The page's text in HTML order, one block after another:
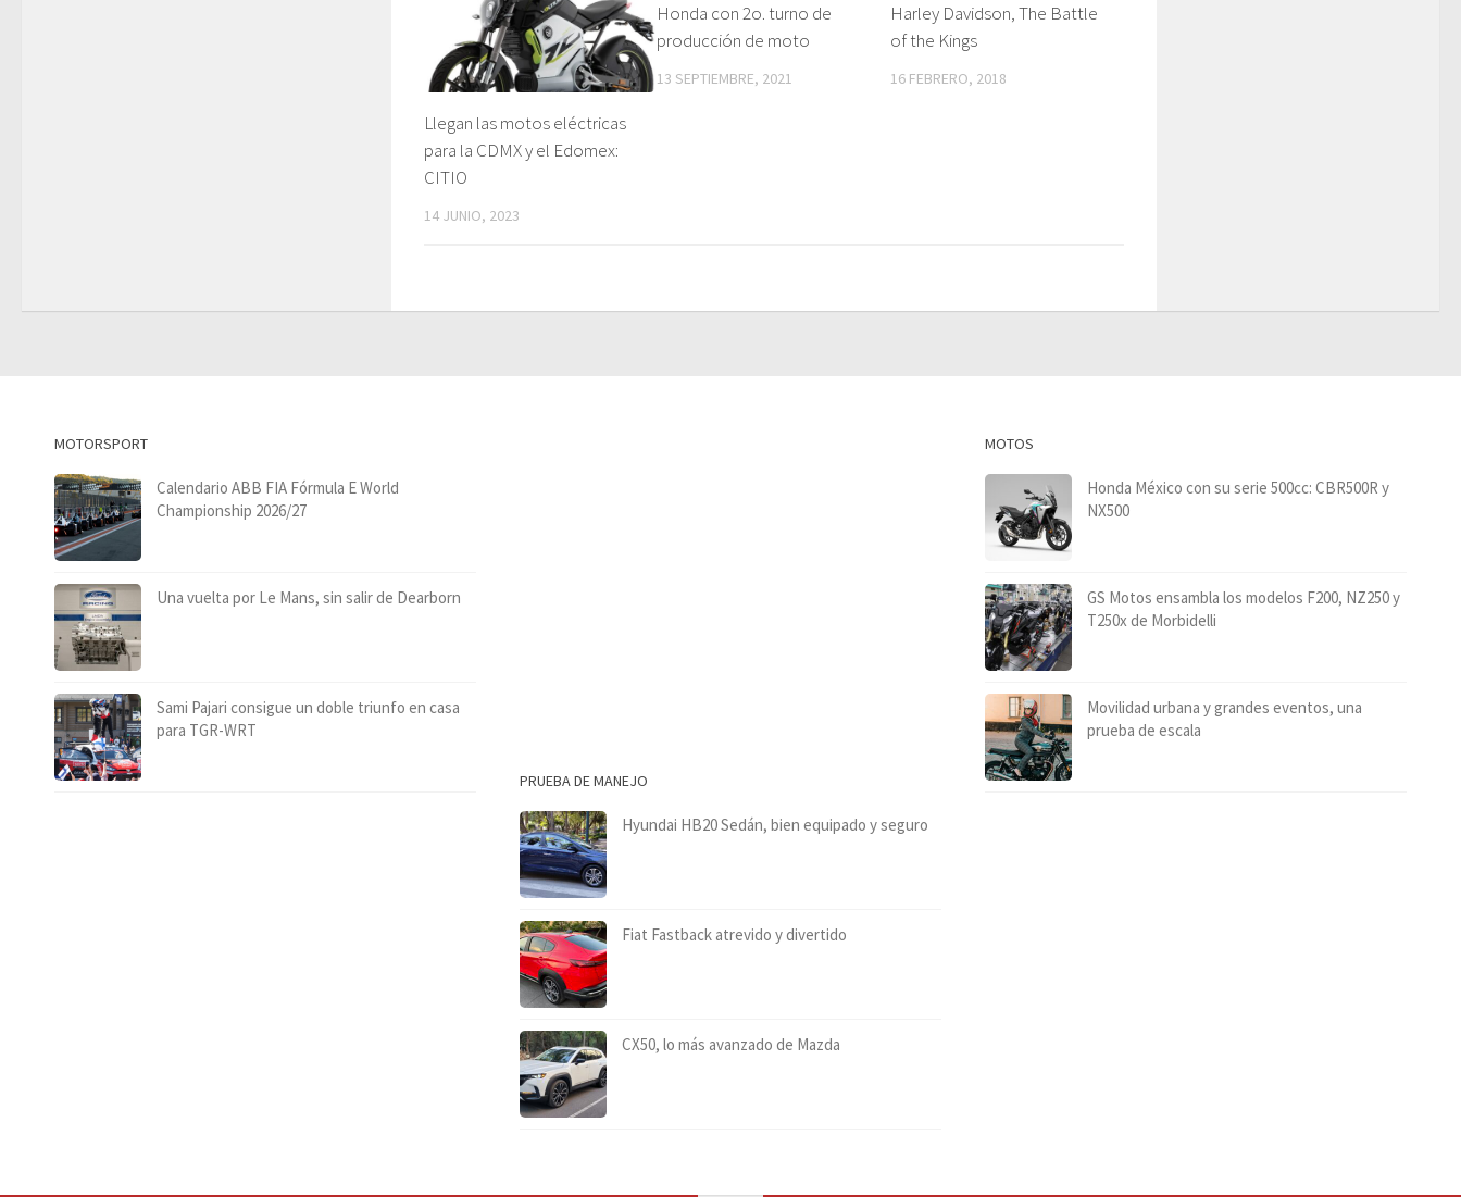
Llegan las motos eléctricas
para la CDMX y el Edomex:
CITIO
14 JUNIO, 2023
Honda con 2o. turno de
producción de moto
13 SEPTIEMBRE, 2021
Harley Davidson, The Battle
of the Kings
16 FEBRERO, 2018
MOTORSPORT
Calendario ABB FIA Fórmula E World
Championship 2026/27
Una vuelta por Le Mans, sin salir de Dearborn
Sami Pajari consigue un doble triunfo en casa
para TGR-WRT
PRUEBA DE MANEJO
Hyundai HB20 Sedán, bien equipado y seguro
Fiat Fastback atrevido y divertido
CX50, lo más avanzado de Mazda
MOTOS
Honda México con su serie 500cc: CBR500R y
NX500
GS Motos ensambla los modelos F200, NZ250 y
T250x de Morbidelli
Movilidad urbana y grandes eventos, una
prueba de escala